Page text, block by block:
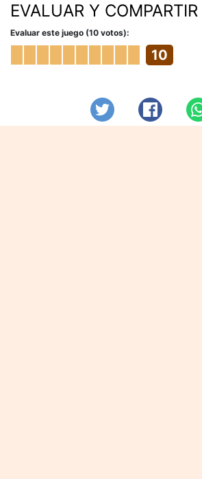
EVALUAR Y COMPARTIR
Evaluar este juego (10 votos):
10